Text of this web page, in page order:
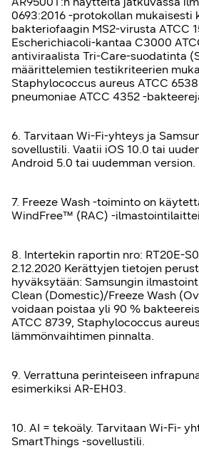
0693:2016 -protokollan mukaisesti
bakteriofaagin MS2-virusta ATCC
Escherichiacoli-kantaa C3000
antiviraalista Tri-Care-suodatinta
määrittelemien testikriteerien
Staphylococcus aureus ATCC
pneumoniae ATCC 4352 -
6. Tarvitaan Wi-Fi-yhteys ja
sovellustili. Vaatii iOS 10.0 tai
Android 5.0 tai uudemman version.
7. Freeze Wash -toiminto on
WindFree™ (RAC) -
8. Intertekin raportin nro: RT20E-
2.12.2020 Kerättyjen tietojen
hyväksytään: Samsungin
Clean (Domestic)/Freeze Wash
voidaan poistaa yli 90 %
ATCC 8739, Staphylococcus
lämmönvaihtimen pinnalta.
9. Verrattuna perinteiseen
esimerkiksi AR-EH03.
10. AI = tekoäly. Tarvitaan Wi-Fi-
SmartThings -sovellustili.